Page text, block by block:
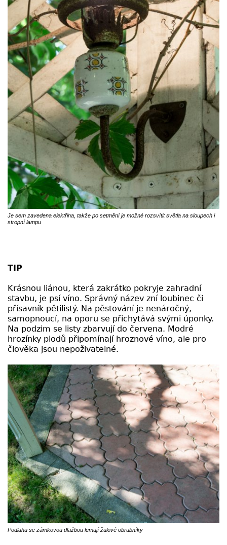
Je sem zavedena elektřina, takže po setmění je možné rozsvítit světla na sloupech i
stropní lampu
TIP
Krásnou liánou, která zakrátko pokryje zahradní
stavbu, je psí víno. Správný název zní loubinec či
přísavník pětilistý. Na pěstování je nenáročný,
samopnoucí, na oporu se přichytává svými úponky.
Na podzim se listy zbarvují do červena. Modré
hrozínky plodů připomínají hroznové víno, ale pro
člověka jsou nepoživatelné.
Podlahu se zámkovou dlažbou lemují žulové obrubníky